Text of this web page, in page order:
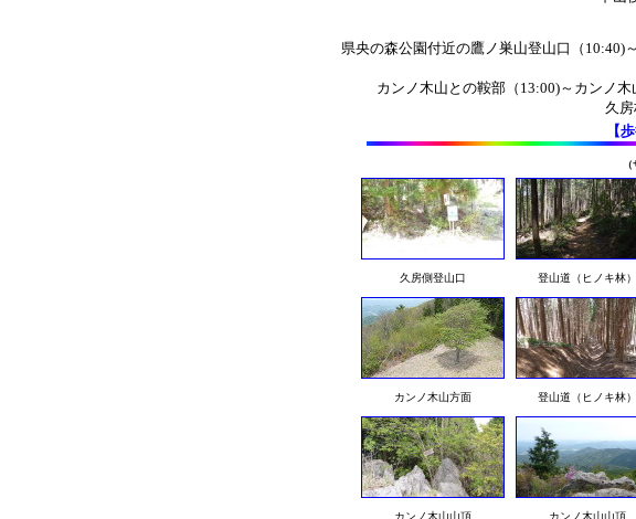
県央の森公園付近の鷹ノ巣山登山口（10:40)
カンノ木山との鞍部（13:00)～カンノ
久
【
久房側登山口 登山道（ヒノキ林）
カンノ木山方面 登山道（ヒノキ林）
カンノ木山山頂 カンノ木山山頂